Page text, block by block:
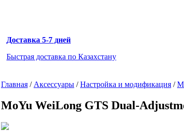
Доставка 5-7 дней
Быстрая доставка по Казахстану
Главная / Аксессуары / Настройка и модификация /
MoYu WeiLong GTS Dual-